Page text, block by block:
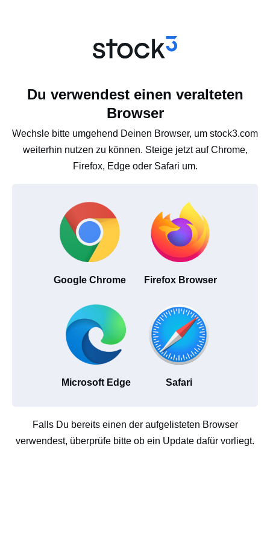
Du verwendest einen veralteten
Browser
Wechsle bitte umgehend Deinen Browser, um stock3.com
weiterhin nutzen zu können. Steige jetzt auf Chrome,
Firefox, Edge oder Safari um.
Google Chrome Firefox Browser
Microsoft Edge Safari
Falls Du bereits einen der aufgelisteten Browser
verwendest, überprüfe bitte ob ein Update dafür vorliegt.